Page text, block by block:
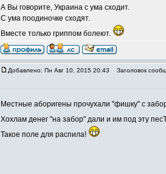
А Вы говорите, Украина с ума сходит.
С ума поодиночке сходят.
Вместе только гриппом болеют.
Добавлено: Пн Авг 10, 2015 20:43 Заголовок
Местные аборигены прочухали "фишку" с
Хохлам денег "на забор" дали и им под эту
Такое поле для распила!